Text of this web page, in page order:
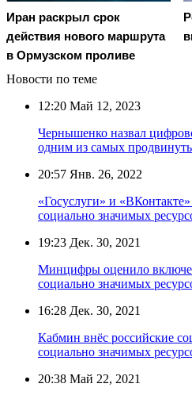
Иран раскрыл срок
действия нового маршрута
в Ормузском проливе
Новости по теме
12:20 Май 12, 2023
Чернышенко назвал
одним из самых
20:57 Янв. 26, 2022
«Госуслуги» и
социально значимых
19:23 Дек. 30, 2021
Минцифры оценило
социально значимых
16:28 Дек. 30, 2021
Кабмин внёс российские
социально значимых
20:38 Май 22, 2021